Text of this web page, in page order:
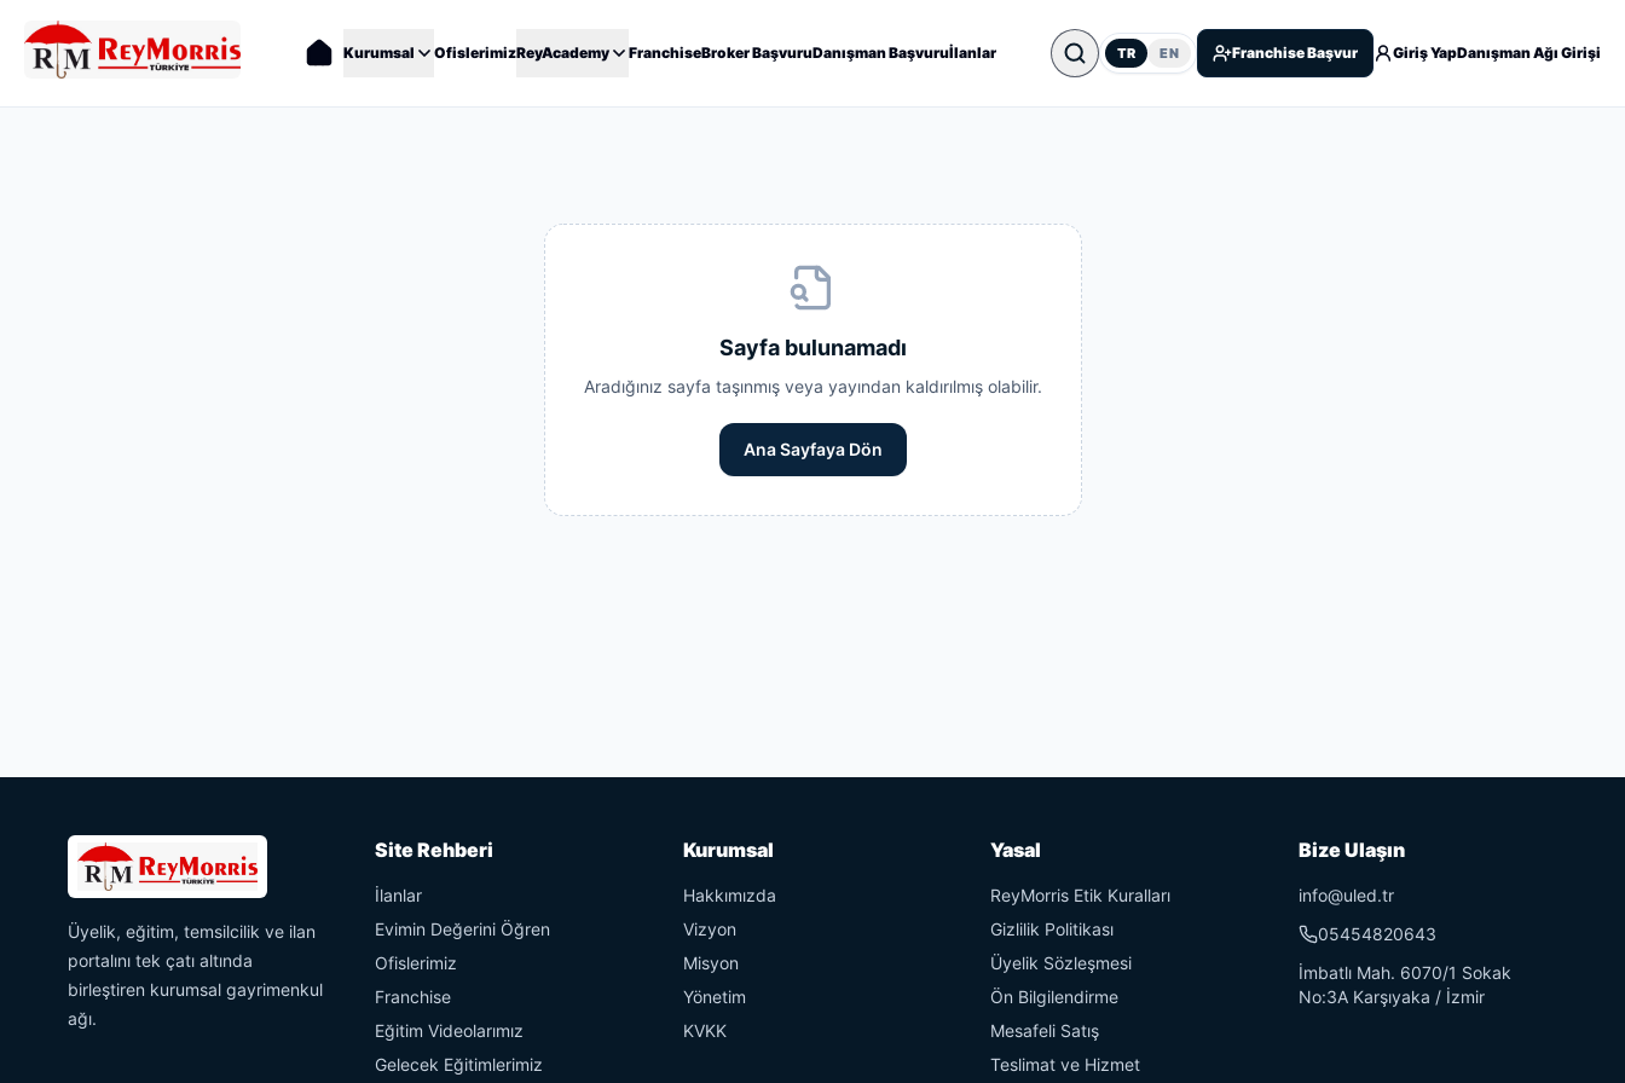
Kurumsal OfislerimizReyAcademy FranchiseBroker BaşvuruDanışman Başvuruİlanlar TR EN Franchise Başvur Giriş YapDanışman Ağı Girişi
Sayfa bulunamadı
Aradığınız sayfa taşınmış veya yayından kaldırılmış olabilir.
Ana Sayfaya Dön
Üyelik, eğitim, temsilcilik ve ilan
portalını tek çatı altında
birleştiren kurumsal gayrimenkul
ağı.
Site Rehberi
İlanlar
Evimin Değerini Öğren
Ofislerimiz
Franchise
Eğitim Videolarımız
Gelecek Eğitimlerimiz
Kurumsal
Hakkımızda
Vizyon
Misyon
Yönetim
KVKK
Yasal
ReyMorris Etik Kuralları
Gizlilik Politikası
Üyelik Sözleşmesi
Ön Bilgilendirme
Mesafeli Satış
Teslimat ve Hizmet
Bize Ulaşın
info@uled.tr
05454820643
İmbatlı Mah. 6070/1 Sokak
No:3A Karşıyaka / İzmir